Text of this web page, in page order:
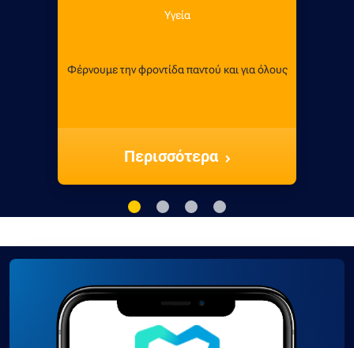
Υγεία
Φέρνουμε την φροντίδα παντού και για όλους
Περισσότερα